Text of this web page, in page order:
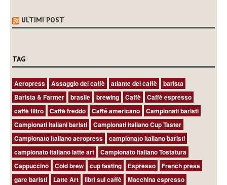
ULTIMI POST
TAG
Aeropress Assaggio del caffè atlante del caffè
barista
Barista & Farmer
brasile brewing Caffè
Caffè espresso
caffè filtro
Caffè freddo Caffé americano
Campionati baristi
Campionati italiani baristi
Campionati italiano Cup Taster
Campionato italiano aeropress
campionato italiano baristi
campionato italiano latte art
Campionato Italiano Tostatura
Cappuccino
Cold brew cup tasting Espresso
French press
gare baristi
Latte Art libri sul caffè
Macchina espresso